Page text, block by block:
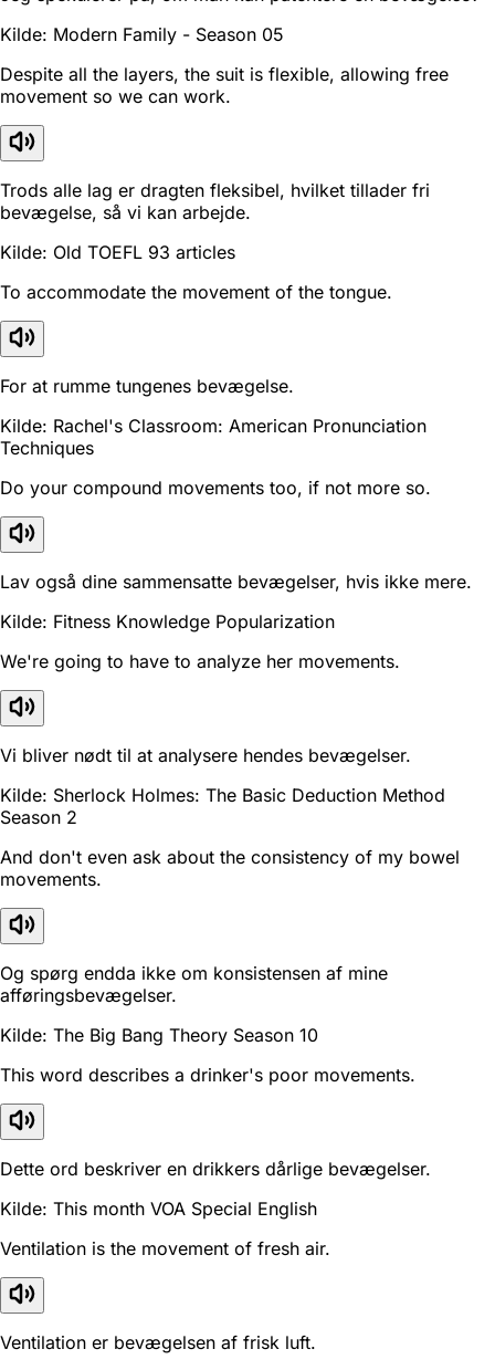
Kilde: Modern Family - Season 05
Despite all the layers, the suit is flexible, allowing free
movement so we can work.
Trods alle lag er dragten fleksibel, hvilket tillader fri
bevægelse, så vi kan arbejde.
Kilde: Old TOEFL 93 articles
To accommodate the movement of the tongue.
For at rumme tungenes bevægelse.
Kilde: Rachel's Classroom: American Pronunciation
Techniques
Do your compound movements too, if not more so.
Lav også dine sammensatte bevægelser, hvis ikke mere.
Kilde: Fitness Knowledge Popularization
We're going to have to analyze her movements.
Vi bliver nødt til at analysere hendes bevægelser.
Kilde: Sherlock Holmes: The Basic Deduction Method
Season 2
And don't even ask about the consistency of my bowel
movements.
Og spørg endda ikke om konsistensen af mine
afføringsbevægelser.
Kilde: The Big Bang Theory Season 10
This word describes a drinker's poor movements.
Dette ord beskriver en drikkers dårlige bevægelser.
Kilde: This month VOA Special English
Ventilation is the movement of fresh air.
Ventilation er bevægelsen af frisk luft.